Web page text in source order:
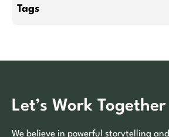
Tags
Let’s Work Together
We believe in powerful storytelling